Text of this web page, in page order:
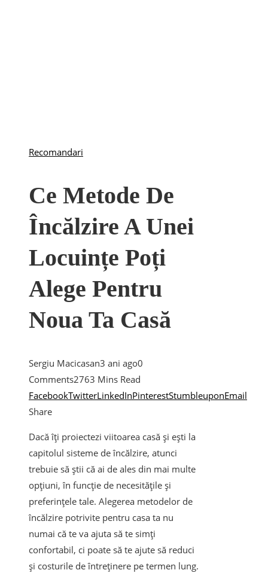
Recomandari
Ce Metode De
Încălzire A Unei
Locuințe Poți
Alege Pentru
Noua Ta Casă
Sergiu Macicasan3 ani ago0
Comments2763 Mins Read
FacebookTwitterLinkedInPinterestStumbleuponEmail
Share
Dacă îți proiectezi viitoarea casă și ești la
capitolul sisteme de încălzire, atunci
trebuie să știi că ai de ales din mai multe
opțiuni, în funcție de necesitățile și
preferințele tale. Alegerea metodelor de
încălzire potrivite pentru casa ta nu
numai că te va ajuta să te simți
confortabil, ci poate să te ajute să reduci
și costurile de întreținere pe termen lung.